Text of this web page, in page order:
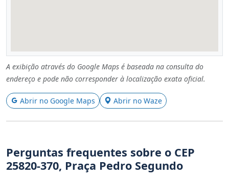
A exibição através do Google Maps é baseada na consulta do
endereço e pode não corresponder à localização exata oficial.
Abrir no Google Maps Abrir no Waze
Perguntas frequentes sobre o CEP
25820-370, Praça Pedro Segundo